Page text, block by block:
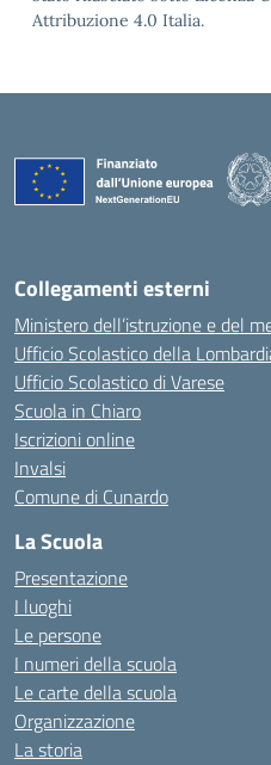
Attribuzione 4.0 Italia.
Collegamenti esterni
Ministero dell’istruzione e del
Ufficio Scolastico della
Ufficio Scolastico di Varese
Scuola in Chiaro
Iscrizioni online
Invalsi
Comune di Cunardo
La Scuola
Presentazione
I luoghi
Le persone
I numeri della scuola
Le carte della scuola
Organizzazione
La storia